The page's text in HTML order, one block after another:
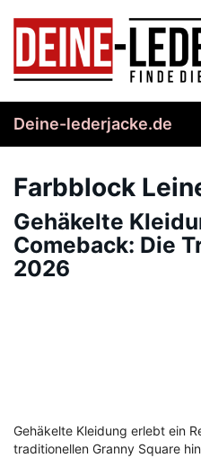
content
Deine-lederjacke.de
Farbblock
Gehäkelte
Comeback: Die
2026
Gehäkelte Kleidung erlebt ein
traditionellen Granny Square